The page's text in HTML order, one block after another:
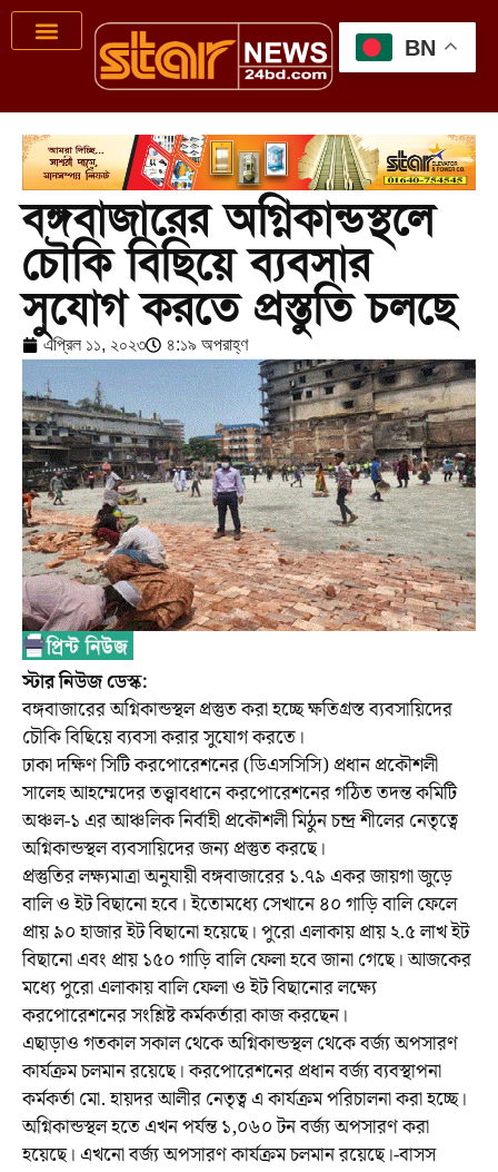
বঙ্গবাজারের অগ্নিকান্ডস্থলে
চৌকি বিছিয়ে ব্যবসার
সুযোগ করতে প্রস্তুতি চলছে
এপ্রিল ১১, ২০২৩ ৪:১৯ অপরাহ্ণ
স্টার নিউজ ডেস্ক:
বঙ্গবাজারের অগ্নিকান্ডস্থল প্রস্তুত করা হচ্ছে ক্ষতিগ্রস্ত ব্যবসায়িদের
চৌকি বিছিয়ে ব্যবসা করার সুযোগ করতে।
ঢাকা দক্ষিণ সিটি করপোরেশনের (ডিএসসিসি) প্রধান প্রকৌশলী
সালেহ আহম্মেদের তত্ত্বাবধানে করপোরেশনের গঠিত তদন্ত কমিটি
অঞ্চল-১ এর আঞ্চলিক নির্বাহী প্রকৌশলী মিঠুন চন্দ্র শীলের নেতৃত্বে
অগ্নিকান্ডস্থল ব্যবসায়িদের জন্য প্রস্তুত করছে।
প্রস্তুতির লক্ষ্যমাত্রা অনুযায়ী বঙ্গবাজারের ১.৭৯ একর জায়গা জুড়ে
বালি ও ইট বিছানো হবে। ইতোমধ্যে সেখানে ৪০ গাড়ি বালি ফেলে
প্রায় ৯০ হাজার ইট বিছানো হয়েছে। পুরো এলাকায় প্রায় ২.৫ লাখ ইট
বিছানো এবং প্রায় ১৫০ গাড়ি বালি ফেলা হবে জানা গেছে। আজকের
মধ্যে পুরো এলাকায় বালি ফেলা ও ইট বিছানোর লক্ষ্যে
করপোরেশনের সংশ্লিষ্ট কর্মকর্তারা কাজ করছেন।
এছাড়াও গতকাল সকাল থেকে অগ্নিকান্ডস্থল থেকে বর্জ্য অপসারণ
কার্যক্রম চলমান রয়েছে। করপোরেশনের প্রধান বর্জ্য ব্যবস্থাপনা
কর্মকর্তা মো. হায়দর আলীর নেতৃত্ব এ কার্যক্রম পরিচালনা করা হচ্ছে।
অগ্নিকান্ডস্থল হতে এখন পর্যন্ত ১,০৬০ টন বর্জ্য অপসারণ করা
হয়েছে। এখনো বর্জ্য অপসারণ কার্যক্রম চলমান রয়েছে।-বাসস
BN